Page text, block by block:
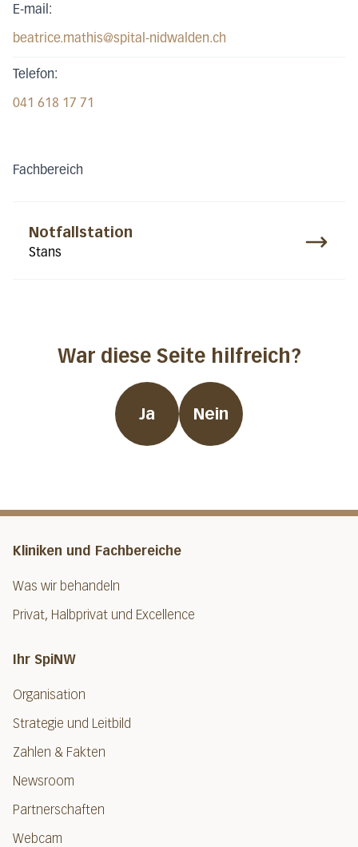
E-mail:
beatrice.mathis@spital-nidwalden.ch
Telefon:
041 618 17 71
Fachbereich
Notfallstation
Stans
War diese Seite hilfreich?
Ja Nein
Kliniken und Fachbereiche
Was wir behandeln
Privat, Halbprivat und Excellence
Ihr SpiNW
Organisation
Strategie und Leitbild
Zahlen & Fakten
Newsroom
Partnerschaften
Webcam